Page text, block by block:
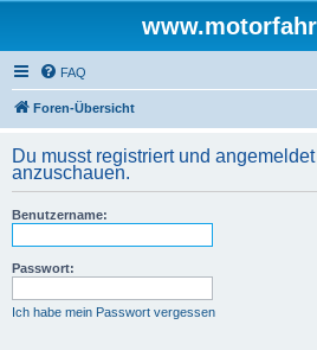
FAQ
Foren-Übersicht
Du musst registriert und
anzuschauen.
Benutzername:
Passwort:
Ich habe mein Passwort vergessen